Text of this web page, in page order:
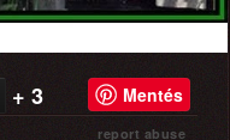
+ 3 Mentés
report abuse